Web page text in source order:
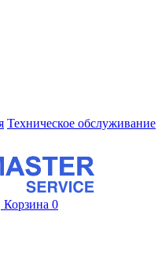
Техническое обслуживание
Корзина 0